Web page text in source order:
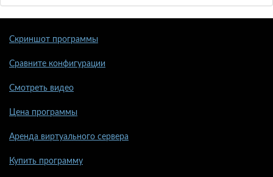
Скриншот программы
Сравните конфигурации
Смотреть видео
Цена программы
Аренда виртуального сервера
Купить программу